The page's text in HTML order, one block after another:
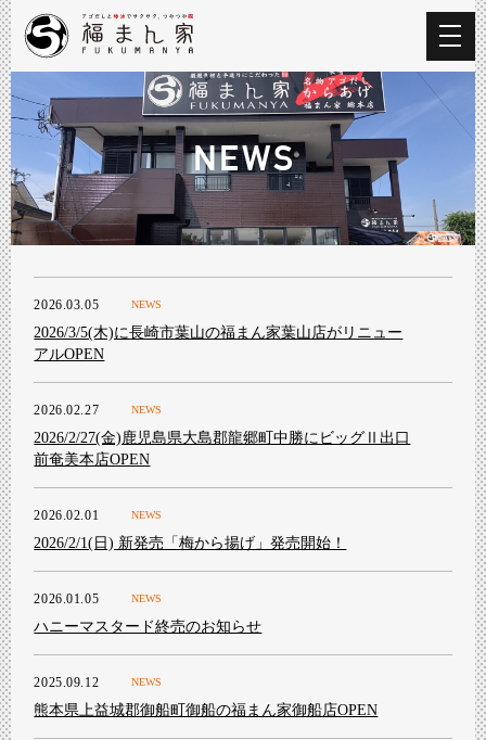
NEWS
2026.03.05 NEWS
2026/3/5(木)に長崎市葉山の福まん家葉山店がリニュー
アルOPEN
2026.02.27 NEWS
2026/2/27(金)鹿児島県大島郡龍郷町中勝にビッグⅡ出口
前奄美本店OPEN
2026.02.01 NEWS
2026/2/1(日) 新発売「梅から揚げ」発売開始！
2026.01.05 NEWS
ハニーマスタード終売のお知らせ
2025.09.12 NEWS
熊本県上益城郡御船町御船の福まん家御船店OPEN